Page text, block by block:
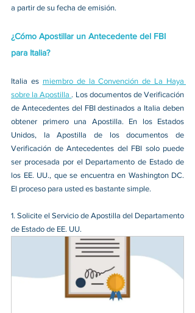
a partir de su fecha de emisión.
¿Cómo Apostillar un Antecedente del FBI
para Italia?
Italia es miembro de la Convención de La Haya
sobre la Apostilla . Los documentos de Verificación
de Antecedentes del FBI destinados a Italia deben
obtener primero una Apostilla. En los Estados
Unidos, la Apostilla de los documentos de
Verificación de Antecedentes del FBI solo puede
ser procesada por el Departamento de Estado de
los EE. UU., que se encuentra en Washington DC.
El proceso para usted es bastante simple.
1. Solicite el Servicio de Apostilla del Departamento
de Estado de EE. UU.